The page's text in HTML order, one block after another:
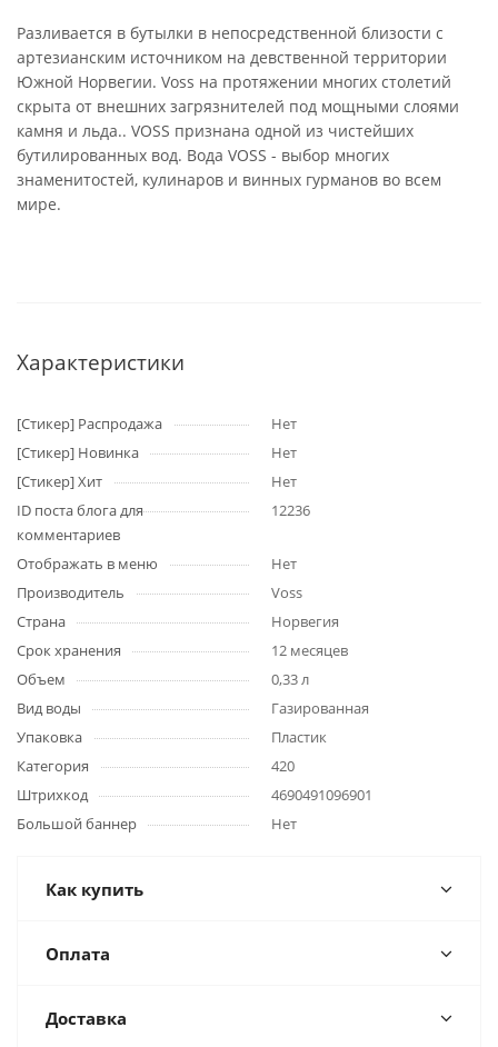
Разливается в бутылки в непосредственной близости с
артезианским источником на девственной территории
Южной Норвегии. Voss на протяжении многих столетий
скрыта от внешних загрязнителей под мощными слоями
камня и льда.. VOSS признана одной из чистейших
бутилированных вод. Вода VOSS - выбор многих
знаменитостей, кулинаров и винных гурманов во всем
мире.
Характеристики
[Стикер] Распродажа
Нет
[Стикер] Новинка
Нет
[Стикер] Хит
Нет
ID поста блога для
комментариев
12236
Отображать в меню
Нет
Производитель
Voss
Страна
Норвегия
Срок хранения
12 месяцев
Объем
0,33 л
Вид воды
Газированная
Упаковка
Пластик
Категория
420
Штрихкод
4690491096901
Большой баннер
Нет
Как купить
Оплата
Доставка